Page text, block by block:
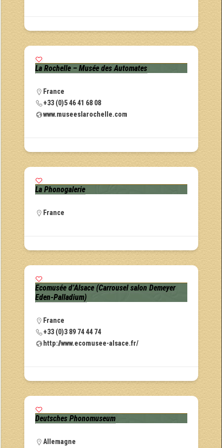
La Rochelle – Musée des Automates
France
+33 (0)5 46 41 68 08
www.museeslarochelle.com
La Phonogalerie
France
Ecomusée d’Alsace (Carrousel salon Demeyer
Eden-Palladium)
France
+33 (0)3 89 74 44 74
http://www.ecomusee-alsace.fr/
Deutsches Phonomuseum
Allemagne